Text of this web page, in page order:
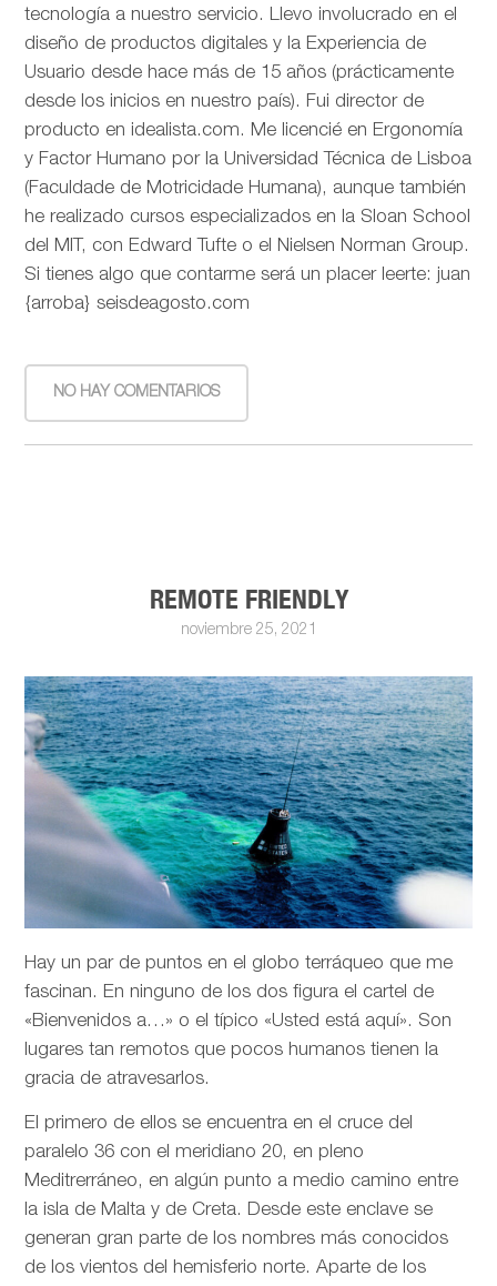
tecnología a nuestro servicio. Llevo involucrado en el
diseño de productos digitales y la Experiencia de
Usuario desde hace más de 15 años (prácticamente
desde los inicios en nuestro país). Fui director de
producto en idealista.com. Me licencié en Ergonomía
y Factor Humano por la Universidad Técnica de Lisboa
(Faculdade de Motricidade Humana), aunque también
he realizado cursos especializados en la Sloan School
del MIT, con Edward Tufte o el Nielsen Norman Group.
Si tienes algo que contarme será un placer leerte: juan
{arroba} seisdeagosto.com
NO HAY COMENTARIOS
REMOTE FRIENDLY
noviembre 25, 2021
Hay un par de puntos en el globo terráqueo que me
fascinan. En ninguno de los dos figura el cartel de
«Bienvenidos a…» o el típico «Usted está aquí». Son
lugares tan remotos que pocos humanos tienen la
gracia de atravesarlos.
El primero de ellos se encuentra en el cruce del
paralelo 36 con el meridiano 20, en pleno
Meditrerráneo, en algún punto a medio camino entre
la isla de Malta y de Creta. Desde este enclave se
generan gran parte de los nombres más conocidos
de los vientos del hemisferio norte. Aparte de los